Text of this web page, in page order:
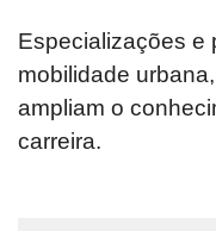
Especializações e
mobilidade
ampliam o
carreira.